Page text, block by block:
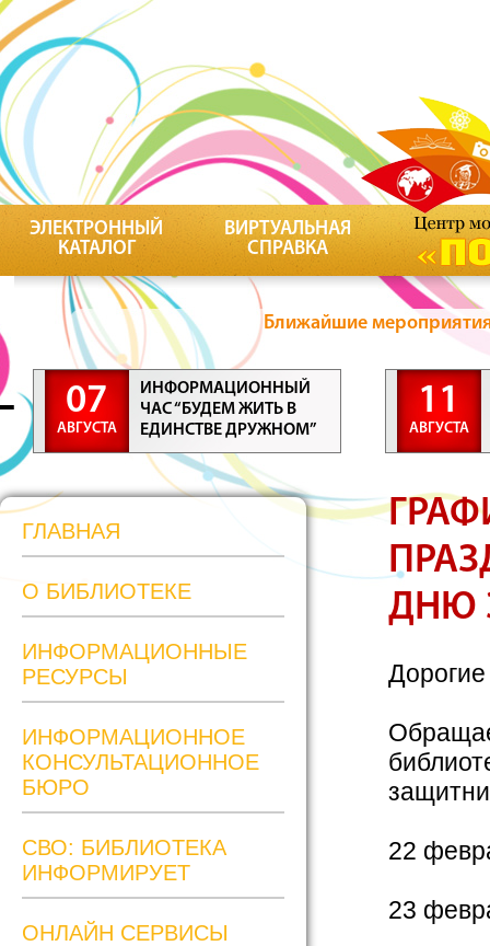
ЭЛЕКТРОННЫЙ
КАТАЛОГ
ВИРТУАЛЬНАЯ
СПРАВКА
Ближайшие
07
АВГУСТА
ИНФОРМАЦИОННЫЙ
ЧАС “БУДЕМ ЖИТЬ В
ЕДИНСТВЕ ДРУЖНОМ”
11
АВГУСТА
ГЛАВНАЯ
О БИБЛИОТЕКЕ
ИНФОРМАЦИОННЫЕ
РЕСУРСЫ
ИНФОРМАЦИОННОЕ
КОНСУЛЬТАЦИОННОЕ
БЮРО
СВО: БИБЛИОТЕКА
ИНФОРМИРУЕТ
ОНЛАЙН СЕРВИСЫ
ДНЮ
Дорогие
22
23